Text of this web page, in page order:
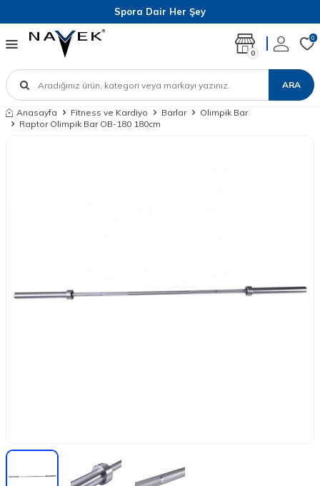
Spora Dair Her Şey
ARA
0
0
Anasayfa Fitness ve Kardiyo Barlar
Olimpik Bar
Raptor Olimpik Bar OB-180 180cm